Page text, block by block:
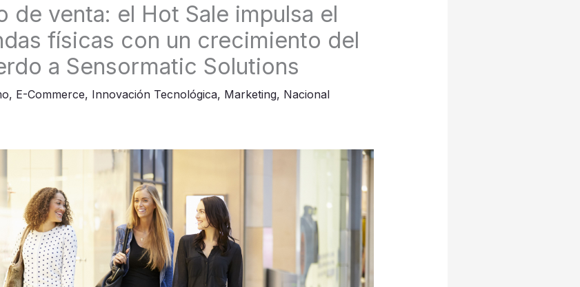
de venta: el Hot Sale impulsa el
físicas con un crecimiento del
a Sensormatic Solutions
, E-Commerce, Innovación Tecnológica, Marketing, Nacional